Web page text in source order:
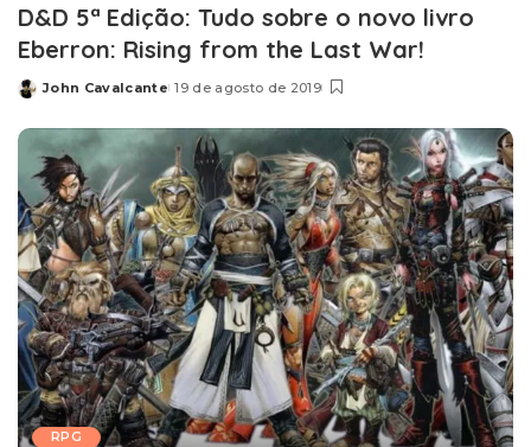
D&D 5ª Edição: Tudo sobre o novo livro
Eberron: Rising from the Last War!
Posted
John Cavalcante 19 de agosto de 2019
RPG